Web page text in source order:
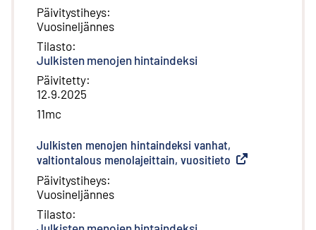
Päivitystiheys:
Vuosineljännes
Tilasto:
Julkisten menojen hintaindeksi
Päivitetty:
12.9.2025
11mc
Julkisten menojen hintaindeksi vanhat,
valtiontalous menolajeittain, vuositieto Ulkoinen linkki
Päivitystiheys:
Vuosineljännes
Tilasto: